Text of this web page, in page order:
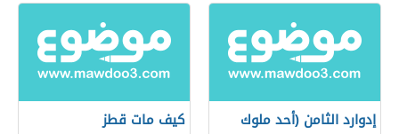
إدوارد الثامن (أحد ملوك
كيف مات قطز